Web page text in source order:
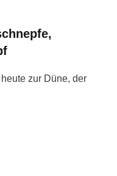
zur Düne, der